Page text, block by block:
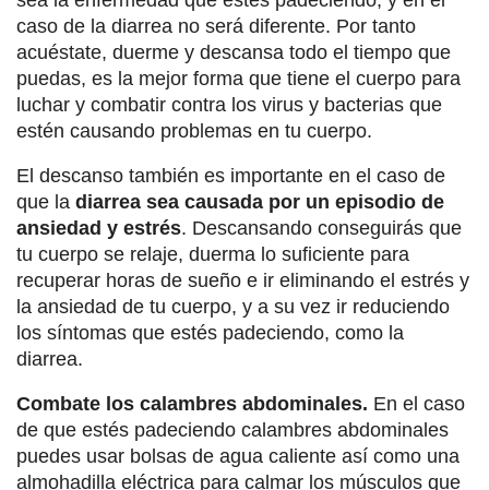
caso de la diarrea no será diferente. Por tanto
acuéstate, duerme y descansa todo el tiempo que
puedas, es la mejor forma que tiene el cuerpo para
luchar y combatir contra los virus y bacterias que
estén causando problemas en tu cuerpo.
El descanso también es importante en el caso de
que la diarrea sea causada por un episodio de
ansiedad y estrés. Descansando conseguirás que
tu cuerpo se relaje, duerma lo suficiente para
recuperar horas de sueño e ir eliminando el estrés y
la ansiedad de tu cuerpo, y a su vez ir reduciendo
los síntomas que estés padeciendo, como la
diarrea.
Combate los calambres abdominales. En el caso
de que estés padeciendo calambres abdominales
puedes usar bolsas de agua caliente así como una
almohadilla eléctrica para calmar los músculos que